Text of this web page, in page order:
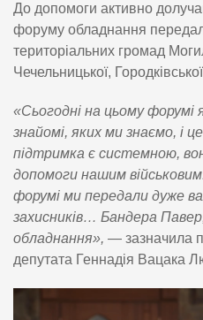
До допомоги активно
форуму обладнання
територіальних громад
Чечельницької,
«Сьогодні на цьому форумі
знайомі, яких ми знаємо, і
підтримка є системною,
допомоги нашим
форумі ми передали дуже
захисників… Бандера
обладнання», — зазначила
депутата Геннадія Вацака